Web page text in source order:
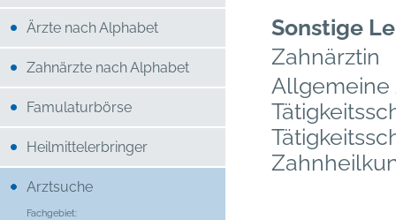
Ärzte nach Alphabet
Zahnärzte nach Alphabet
Famulaturbörse
Heilmittelerbringer
Arztsuche
Fachgebiet:
Sonstige
Zahnärztin